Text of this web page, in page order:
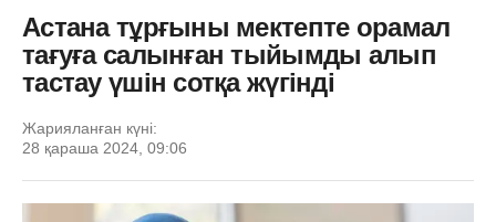
Астана тұрғыны мектепте орамал
тағуға салынған тыйымды алып
тастау үшін сотқа жүгінді
Жарияланған күні:
28 қараша 2024, 09:06